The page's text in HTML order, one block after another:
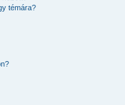
témára?